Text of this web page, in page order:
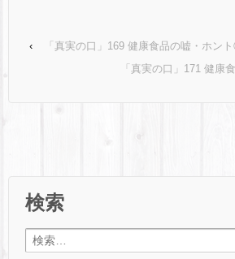
‹
「真実の口」169 健康食品の嘘・ホン
「真実の口」171 健康
検索
検索: